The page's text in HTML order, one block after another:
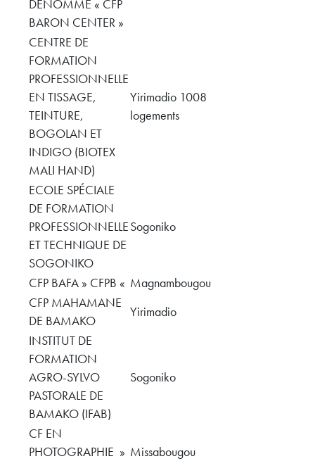
DENOMME « CFP
BARON CENTER »
CENTRE DE
FORMATION
PROFESSIONNELLE
EN TISSAGE,
TEINTURE,
BOGOLAN ET
INDIGO (BIOTEX
MALI HAND)
Yirimadio 1008
logements
ECOLE SPÉCIALE
DE FORMATION
PROFESSIONNELLE
ET TECHNIQUE DE
SOGONIKO
Sogoniko
CFP BAFA » CFPB « Magnambougou
CFP MAHAMANE
DE BAMAKO
Yirimadio
INSTITUT DE
FORMATION
AGRO-SYLVO
PASTORALE DE
BAMAKO (IFAB)
Sogoniko
CF EN
PHOTOGRAPHIE » Missabougou